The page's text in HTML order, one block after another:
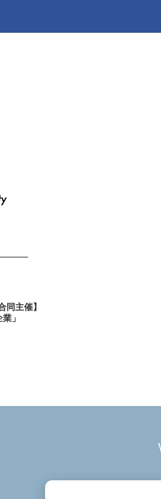
同主催】
」